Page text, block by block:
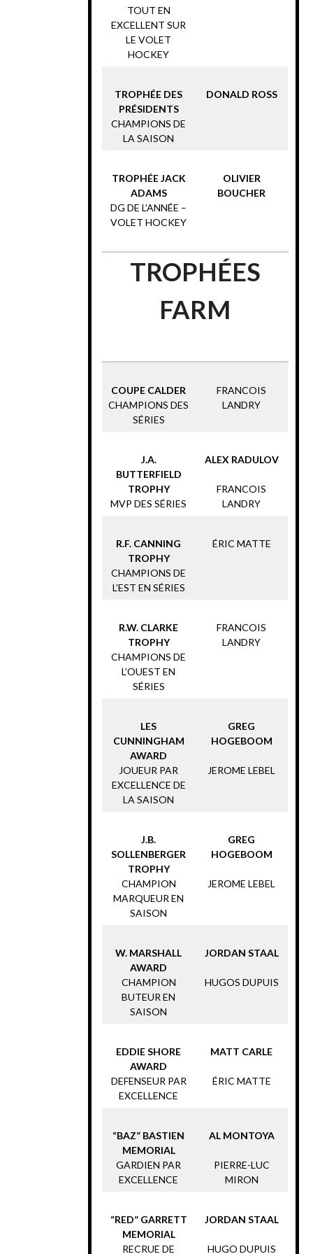
TOUT EN
EXCELLENT SUR
LE VOLET
HOCKEY
TROPHÉE DES
PRÉSIDENTS
CHAMPIONS DE
LA SAISON
DONALD ROSS
TROPHÉE JACK
ADAMS
DG DE L’ANNÉE –
VOLET HOCKEY
OLIVIER
BOUCHER
TROPHÉES
FARM
COUPE CALDER
CHAMPIONS DES
SÉRIES
FRANCOIS
LANDRY
J.A.
BUTTERFIELD
TROPHY
MVP DES SÉRIES
ALEX RADULOV
FRANCOIS
LANDRY
R.F. CANNING
TROPHY
CHAMPIONS DE
L’EST EN SÉRIES
ÉRIC MATTE
R.W. CLARKE
TROPHY
CHAMPIONS DE
L’OUEST EN
SÉRIES
FRANCOIS
LANDRY
LES
CUNNINGHAM
AWARD
JOUEUR PAR
EXCELLENCE DE
LA SAISON
GREG
HOGEBOOM
JEROME LEBEL
J.B.
SOLLENBERGER
TROPHY
CHAMPION
MARQUEUR EN
SAISON
GREG
HOGEBOOM
JEROME LEBEL
W. MARSHALL
AWARD
CHAMPION
BUTEUR EN
SAISON
JORDAN STAAL
HUGOS DUPUIS
EDDIE SHORE
AWARD
DEFENSEUR PAR
EXCELLENCE
MATT CARLE
ÉRIC MATTE
“BAZ” BASTIEN
MEMORIAL
GARDIEN PAR
EXCELLENCE
AL MONTOYA
PIERRE-LUC
MIRON
“RED” GARRETT
MEMORIAL
RECRUE DE
JORDAN STAAL
HUGO DUPUIS